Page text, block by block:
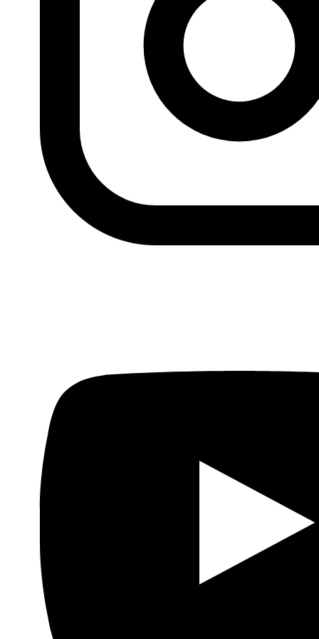
Fundación Al Fanar acerca la realidad social, política y
cultural del mundo árabe a través de publicaciones,
proyectos, análisis y actividades.